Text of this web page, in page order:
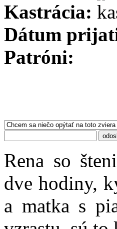
Kastrácia:
Dátum
Patróni:
Rena so
dve hodiny,
a matka s